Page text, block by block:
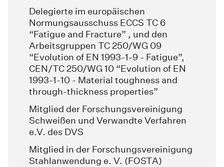
Delegierte im europäischen
Normungsausschuss ECCS TC 6
“Fatigue and Fracture” , und den
Arbeitsgruppen TC 250/WG 09
“Evolution of EN 1993-1-9 - Fatigue”,
CEN/TC 250/WG 10 “Evolution of EN
1993-1-10 - Material toughness and
through-thickness properties”
Mitglied der Forschungsvereinigung
Schweißen und Verwandte Verfahren
e.V. des DVS
Mitglied in der Forschungsvereinigung
Stahlanwendung e. V. (FOSTA)